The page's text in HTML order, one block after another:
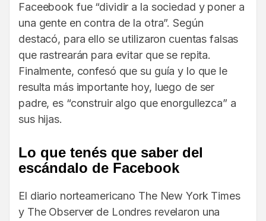
Faceebook fue “dividir a la sociedad y poner a
una gente en contra de la otra”. Según
destacó, para ello se utilizaron cuentas falsas
que rastrearán para evitar que se repita.
Finalmente, confesó que su guía y lo que le
resulta más importante hoy, luego de ser
padre, es “construir algo que enorgullezca” a
sus hijas.
Lo que tenés que saber del
escándalo de Facebook
El diario norteamericano The New York Times
y The Observer de Londres revelaron una